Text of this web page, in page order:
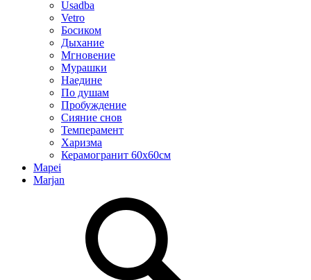
Usadba
Vetro
Босиком
Дыхание
Мгновение
Мурашки
Наедине
По душам
Пробуждение
Сияние снов
Темперамент
Харизма
Керамогранит 60х60см
Mapei
Marjan